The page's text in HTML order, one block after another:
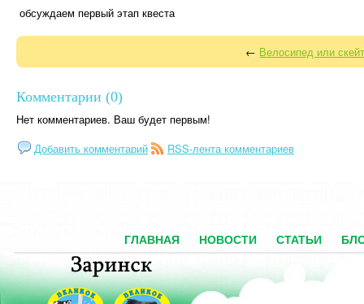
обсуждаем первый этап квеста
← Велосипед или
Комментарии (0)
Нет комментариев. Ваш будет первым!
Добавить комментарий
RSS-лента комментариев
ГЛАВНАЯ НОВОСТИ СТАТЬИ